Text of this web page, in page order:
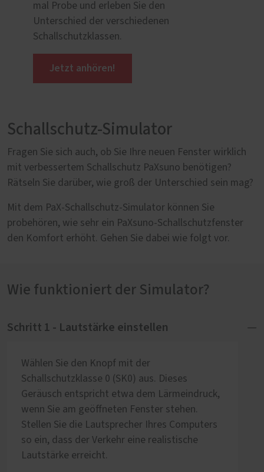
mal Probe und erleben Sie den
Unterschied der verschiedenen
Schallschutzklassen.
Jetzt anhören!
Schallschutz-Simulator
Fragen Sie sich auch, ob Sie Ihre neuen Fenster wirklich
mit verbessertem Schallschutz PaXsuno benötigen?
Rätseln Sie darüber, wie groß der Unterschied sein mag?
Mit dem PaX-Schallschutz-Simulator können Sie
probehören, wie sehr ein PaXsuno-Schallschutzfenster
den Komfort erhöht. Gehen Sie dabei wie folgt vor.
Wie funktioniert der Simulator?
Schritt 1 - Lautstärke einstellen
Wählen Sie den Knopf mit der
Schallschutzklasse 0 (SK0) aus. Dieses
Geräusch entspricht etwa dem Lärmeindruck,
wenn Sie am geöffneten Fenster stehen.
Stellen Sie die Lautsprecher Ihres Computers
so ein, dass der Verkehr eine realistische
Lautstärke erreicht.